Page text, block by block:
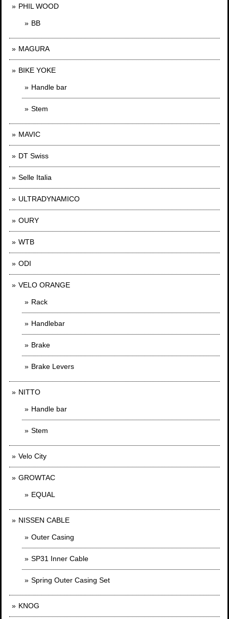
PHIL WOOD
BB
MAGURA
BIKE YOKE
Handle bar
Stem
MAVIC
DT Swiss
Selle Italia
ULTRADYNAMICO
OURY
WTB
ODI
VELO ORANGE
Rack
Handlebar
Brake
Brake Levers
NITTO
Handle bar
Stem
Velo City
GROWTAC
EQUAL
NISSEN CABLE
Outer Casing
SP31 Inner Cable
Spring Outer Casing Set
KNOG